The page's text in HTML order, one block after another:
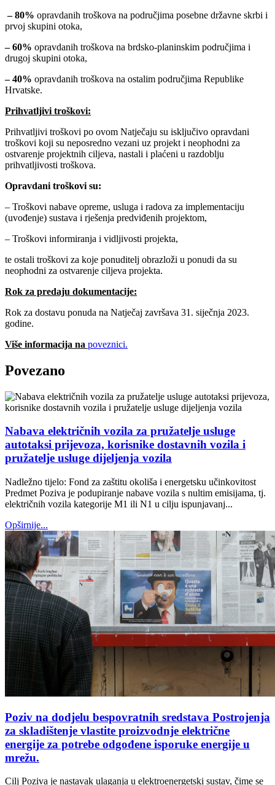
– 80% opravdanih troškova na područjima posebne državne skrbi i
prvoj skupini otoka,
– 60% opravdanih troškova na brdsko-planinskim područjima i
drugoj skupini otoka,
– 40% opravdanih troškova na ostalim područjima Republike
Hrvatske.
Prihvatljivi troškovi:
Prihvatljivi troškovi po ovom Natječaju su isključivo opravdani
troškovi koji su neposredno vezani uz projekt i neophodni za
ostvarenje projektnih ciljeva, nastali i plaćeni u razdoblju
prihvatljivosti troškova.
Opravdani troškovi su:
– Troškovi nabave opreme, usluga i radova za implementaciju
(uvođenje) sustava i rješenja predviđenih projektom,
– Troškovi informiranja i vidljivosti projekta,
te ostali troškovi za koje ponuditelj obrazloži u ponudi da su
neophodni za ostvarenje ciljeva projekta.
Rok za predaju dokumentacije:
Rok za dostavu ponuda na Natječaj završava 31. siječnja 2023.
godine.
Više informacija na poveznici.
Povezano
Nabava električnih vozila za pružatelje usluge
autotaksi prijevoza, korisnike dostavnih vozila i
pružatelje usluge dijeljenja vozila
Nadležno tijelo: Fond za zaštitu okoliša i energetsku učinkovitost
Predmet Poziva je podupiranje nabave vozila s nultim emisijama, tj.
električnih vozila kategorije M1 ili N1 u cilju ispunjavanj...
Opširnije...
Poziv na dodjelu bespovratnih sredstava Postrojenja
za skladištenje vlastite proizvodnje električne
energije za potrebe odgođene isporuke energije u
mrežu.
Cilj Poziva je nastavak ulaganja u elektroenergetski sustav, čime se